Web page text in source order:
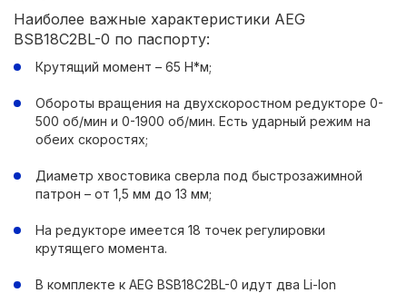
Наиболее важные характеристики AEG
BSB18C2BL-0 по паспорту:
Крутящий момент – 65 Н*м;
Обороты вращения на двухскоростном редукторе 0-
500 об/мин и 0-1900 об/мин. Есть ударный режим на
обеих скоростях;
Диаметр хвостовика сверла под быстрозажимной
патрон – от 1,5 мм до 13 мм;
На редукторе имеется 18 точек регулировки
крутящего момента.
В комплекте к AEG BSB18C2BL-0 идут два Li-Ion